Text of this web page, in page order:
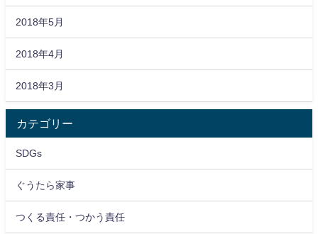
2018年5月
2018年4月
2018年3月
カテゴリー
SDGs
ぐうたら家事
つくる責任・つかう責任